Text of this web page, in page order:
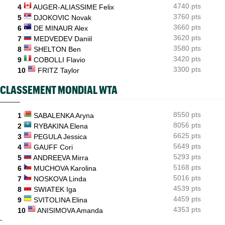
Musetti
09:20
ATP / WTA
Tous les résultats de ce jeudi 6 août 2026 et de la nuit
4
AUGER-ALIASSIME Felix
4740 pts
5
DJOKOVIC Novak
3760 pts
6
DE MINAUR Alex
3660 pts
7
MEDVEDEV Daniil
3620 pts
8
SHELTON Ben
3580 pts
9
COBOLLI Flavio
3420 pts
10
FRITZ Taylor 3300 pts
CLASSEMENT MONDIAL WTA
1 SABALENKA Aryna
8550 pts
2
RYBAKINA Elena
8056 pts
3
PEGULA Jessica
6625 pts
4
GAUFF Cori
5649 pts
5
ANDREEVA Mirra
5293 pts
6
MUCHOVA Karolina
5168 pts
7
NOSKOVA Linda
5016 pts
8
SWIATEK Iga
4539 pts
9
SVITOLINA Elina
4459 pts
10
ANISIMOVA Amanda 4353 pts
-